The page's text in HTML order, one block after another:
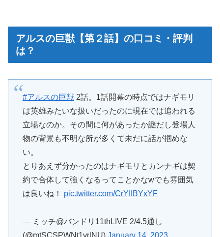
アルスの巨獣【第２話】の口コミ・評判
は？
#アルスの巨獣2話。1話開幕の時点ではナギモリ
は英雄みたいな扱いだったのに現在では追われる
立場なのか。その間に何があったか謎だし登場人
物の背景も不明な所が多くて未だに話が掴めな
い。
とりあえず分かったのはナギモリとカンナギは契
約で合体して強くなるってことかなwでも雰囲気
は良いね！ pic.twitter.com/CrYIIBYxYF
— ミッチ@バンドリ11thLIVE 2/4.5通し
(@mtSCSPWNt1vrlNU) January 14, 2023